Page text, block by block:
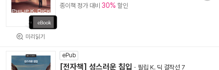
미리읽기
종이책 정가 대비 30% 할인
ePub
[전자책] 성스러운 침입 - 필립 K. 딕 걸작선 7